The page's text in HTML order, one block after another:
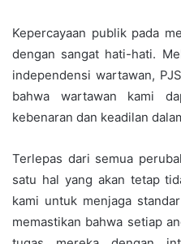
Kepercayaan publik pada
dengan sangat hati-hati.
independensi wartawan,
bahwa wartawan kami
kebenaran dan keadilan
Terlepas dari semua
satu hal yang akan tetap
kami untuk menjaga
memastikan bahwa setiap